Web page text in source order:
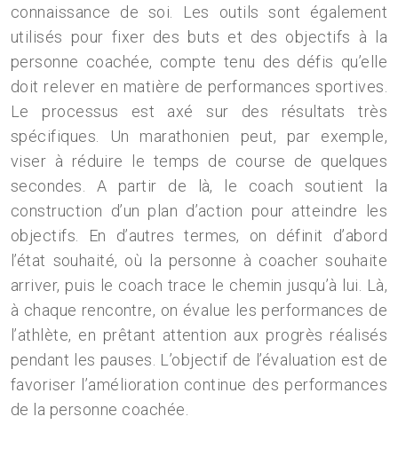
connaissance de soi. Les outils sont également
utilisés pour fixer des buts et des objectifs à la
personne coachée, compte tenu des défis qu’elle
doit relever en matière de performances sportives.
Le processus est axé sur des résultats très
spécifiques. Un marathonien peut, par exemple,
viser à réduire le temps de course de quelques
secondes. A partir de là, le coach soutient la
construction d’un plan d’action pour atteindre les
objectifs. En d’autres termes, on définit d’abord
l’état souhaité, où la personne à coacher souhaite
arriver, puis le coach trace le chemin jusqu’à lui. Là,
à chaque rencontre, on évalue les performances de
l’athlète, en prêtant attention aux progrès réalisés
pendant les pauses. L’objectif de l’évaluation est de
favoriser l’amélioration continue des performances
de la personne coachée.